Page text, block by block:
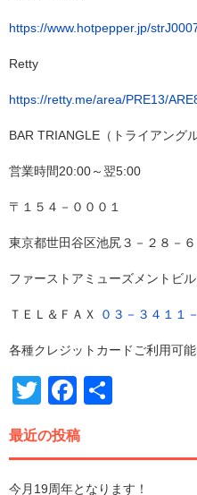
https://www.hotpepper.jp/
Retty
https://retty.me/area/PRE13/
BAR TRIANGLE（トライアングル
営業時間20:00～翌5:00
〒１５４－０００１
東京都世田谷区池尻３－２８－６
ファーストアミューズメントビル
ＴＥＬ＆ＦＡＸ ０３－３４１１
各種クレジットカードご利用可能
TwitterFacebook
最近の投稿
今月19周年となります！